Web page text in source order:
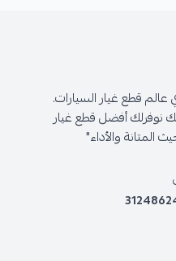
عالم قطع غيار السيارات.
نوفرلك أفضل قطع غيار
والأداء"